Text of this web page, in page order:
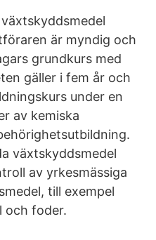
är myndig och
grundkurs med
gäller i fem år och
under en
av kemiska
växtskyddsmedel
av yrkesmässiga
till exempel
och foder.